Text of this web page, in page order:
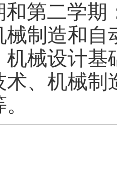
和第二学期
械制造和自
机械设计基
术、机械制